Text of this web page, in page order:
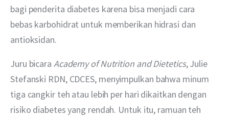
bagi penderita diabetes karena bisa menjadi cara
bebas karbohidrat untuk memberikan hidrasi dan
antioksidan.
Juru bicara Academy of Nutrition and Dietetics, Julie
Stefanski RDN, CDCES, menyimpulkan bahwa minum
tiga cangkir teh atau lebih per hari dikaitkan dengan
risiko diabetes yang rendah. Untuk itu, ramuan teh